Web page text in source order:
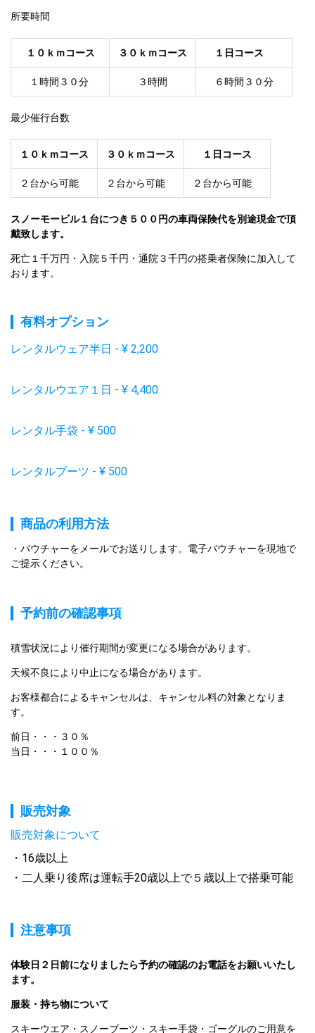
所要時間
１０ｋｍコース ３０ｋｍコース １日コース
１時間３０分 ３時間 ６時間３０分
最少催行台数
１０ｋｍコース ３０ｋｍコース １日コース
２台から可能 ２台から可能 ２台から可能
スノーモービル１台につき５００円の車両保険代を別途現金で頂
戴致します。
死亡１千万円・入院５千円・通院３千円の搭乗者保険に加入して
おります。
有料オプション
レンタルウェア半日 - ¥ 2,200
レンタルウエア１日 - ¥ 4,400
レンタル手袋 - ¥ 500
レンタルブーツ - ¥ 500
商品の利用方法
バウチャーをメールでお送りします。電子バウチャーを現地で
ご提示ください。
予約前の確認事項
積雪状況により催行期間が変更になる場合があります。
天候不良により中止になる場合があります。
お客様都合によるキャンセルは、キャンセル料の対象となりま
す。
前日・・・３０％
当日・・・１００％
販売対象
販売対象について
16歳以上
二人乗り後席は運転手20歳以上で５歳以上で搭乗可能
注意事項
体験日２日前になりましたら予約の確認のお電話をお願いいたし
ます。
服装・持ち物について
スキーウエア・スノーブーツ・スキー手袋・ゴーグルのご用意を